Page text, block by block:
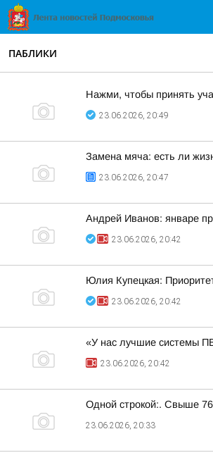
ПАБЛИКИ
Нажми, чтобы принять
23.06.2026, 20:49
Замена мяча: есть ли
23.06.2026, 20:47
Андрей Иванов: январе
23.06.2026, 20:42
Юлия Купецкая:
23.06.2026, 20:42
«У нас лучшие системы
23.06.2026, 20:42
Одной строкой:. Свыше
23.06.2026, 20:33